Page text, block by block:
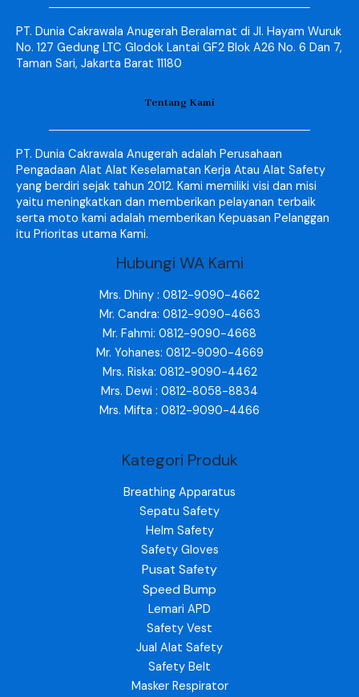
PT. Dunia Cakrawala Anugerah Beralamat di Jl. Hayam Wuruk
No. 127 Gedung LTC Glodok Lantai GF2 Blok A26 No. 6 Dan 7,
Taman Sari, Jakarta Barat 11180
Tentang Kami
PT. Dunia Cakrawala Anugerah adalah Perusahaan
Pengadaan Alat Alat Keselamatan Kerja Atau Alat Safety
yang berdiri sejak tahun 2012. Kami memiliki visi dan misi
yaitu meningkatkan dan memberikan pelayanan terbaik
serta moto kami adalah memberikan Kepuasan Pelanggan
itu Prioritas utama Kami.
Hubungi WA Kami
Mrs. Dhiny : 0812-9090-4662
Mr. Candra: 0812-9090-4663
Mr. Fahmi: 0812-9090-4668
Mr. Yohanes: 0812-9090-4669
Mrs. Riska: 0812-9090-4462
Mrs. Dewi : 0812-8058-8834
Mrs. Mifta : 0812-9090-4466
Kategori Produk
Breathing Apparatus
Sepatu Safety
Helm Safety
Safety Gloves
Pusat Safety
Speed Bump
Lemari APD
Safety Vest
Jual Alat Safety
Safety Belt
Masker Respirator